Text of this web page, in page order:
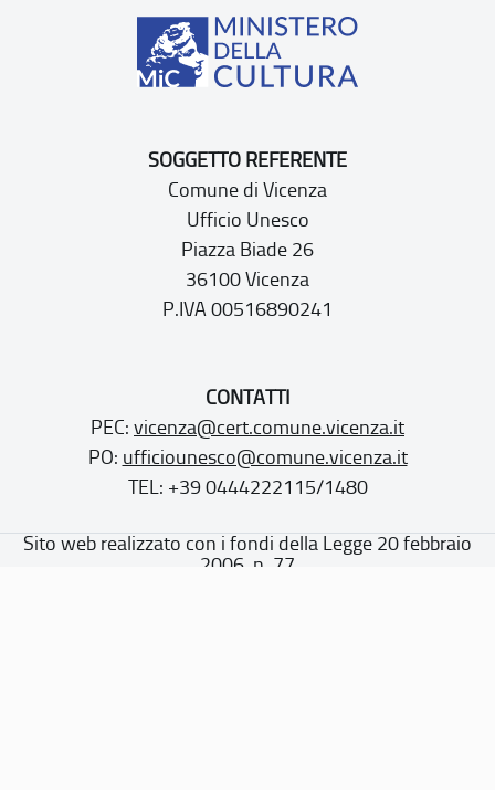
SOGGETTO REFERENTE
Comune di Vicenza
Ufficio Unesco
Piazza Biade 26
36100 Vicenza
P.IVA 00516890241
CONTATTI
PEC: vicenza@cert.comune.vicenza.it
PO: ufficiounesco@comune.vicenza.it
TEL: +39 0444222115/1480
Sito web realizzato con i fondi della Legge 20 febbraio
2006, n. 77